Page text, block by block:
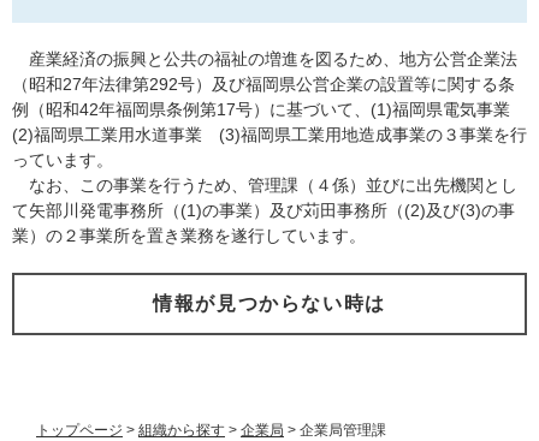
トップページ > 組織から探す > 企業局 > 企業局管理課
産業経済の振興と公共の福祉の増進を図るため、地方公営企業法
（昭和27年法律第292号）及び福岡県公営企業の設置等に関する条
例（昭和42年福岡県条例第17号）に基づいて、(1)福岡県電気事業
(2)福岡県工業用水道事業 (3)福岡県工業用地造成事業の３事業を行
っています。
なお、この事業を行うため、管理課（４係）並びに出先機関とし
て矢部川発電事務所（(1)の事業）及び苅田事務所（(2)及び(3)の事
業）の２事業所を置き業務を遂行しています。
情報が見つからない時は